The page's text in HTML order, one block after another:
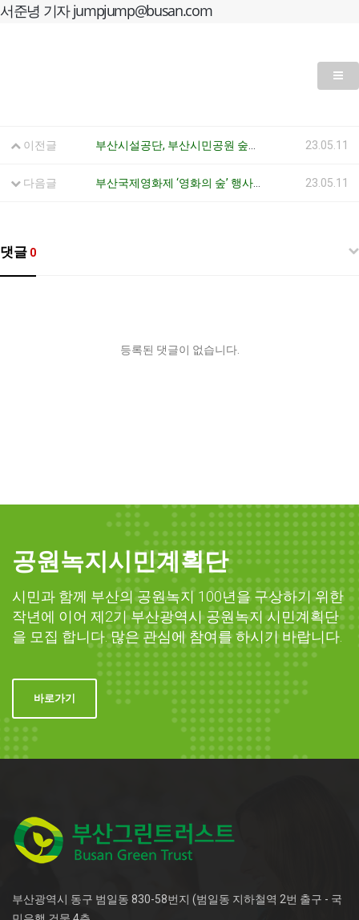
서준녕 기자 jumpjump@busan.com
이전글 23.05.11
다음글 부산국제영화제 ‘영화의 숲’ 행사…‘강수연 나무’ 추모 식수 2022.10.05 23.05.11
댓글 0
등록된 댓글이 없습니다.
공원녹지시민계획단
시민과 함께 부산의 공원녹지 100년을 구상하기 위한
작년에 이어 제2기 부산광역시 공원녹지 시민계획단
을 모집 합니다. 많은 관심에 참여를 하시기 바랍니다.
바로가기
부산광역시 동구 범일동 830-58번지 (범일동 지하철역 2번 출구 - 국